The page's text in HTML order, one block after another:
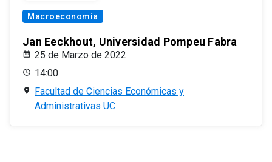
Macroeconomía
Jan Eeckhout, Universidad Pompeu Fabra
25 de Marzo de 2022
14:00
Facultad de Ciencias Económicas y
Administrativas UC